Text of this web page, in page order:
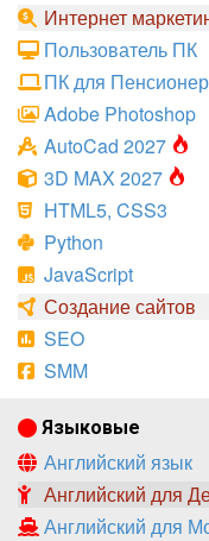
Интернет
Пользователь ПК
ПК для
Adobe Photoshop
AutoCad 2027
3D MAX 2027
HTML5, CSS3
Python
JavaScript
Создание сайтов
SEO
SMM
Языковые
Английский язык
Английский для
Английский для